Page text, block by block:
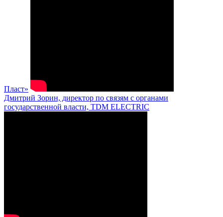
Пласт»
Дмитрий Зорин, директор по связям с органами
государственной власти, TDM ELECTRIC